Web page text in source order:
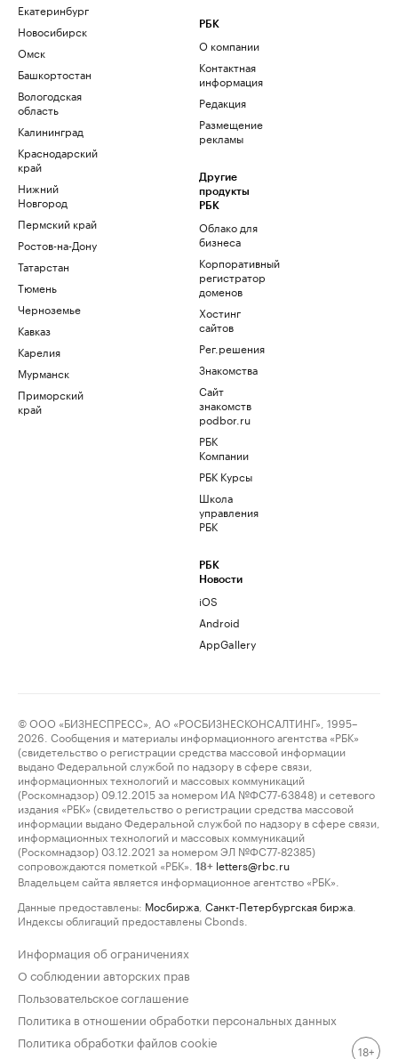
Екатеринбург
Новосибирск
Омск
Башкортостан
Вологодская
область
Калининград
Краснодарский
край
Нижний
Новгород
Пермский край
Ростов-на-Дону
Татарстан
Тюмень
Черноземье
Кавказ
Карелия
Мурманск
Приморский
край
РБК
О компании
Контактная
информация
Редакция
Размещение
рекламы
Другие
продукты
РБК
Облако для
бизнеса
Корпоративный
регистратор
доменов
Хостинг
сайтов
Рег.решения
Знакомства
Сайт
знакомств
podbor.ru
РБК
Компании
РБК Курсы
Школа
управления
РБК
РБК
Новости
iOS
Android
AppGallery
© ООО «БИЗНЕСПРЕСС», АО «РОСБИЗНЕСКОНСАЛТИНГ», 1995–
2026. Сообщения и материалы информационного агентства «РБК»
(свидетельство о регистрации средства массовой информации
выдано Федеральной службой по надзору в сфере связи,
информационных технологий и массовых коммуникаций
(Роскомнадзор) 09.12.2015 за номером ИА №ФС77-63848) и сетевого
издания «РБК» (свидетельство о регистрации средства массовой
информации выдано Федеральной службой по надзору в сфере связи,
информационных технологий и массовых коммуникаций
(Роскомнадзор) 03.12.2021 за номером ЭЛ №ФС77-82385)
сопровождаются пометкой «РБК».
18+ letters@rbc.ru
Владельцем сайта является информационное агентство «РБК».
Данные предоставлены: Мосбиржа Санкт-Петербургская биржа
Индексы облигаций предоставлены Cbonds.
Информация об ограничениях
О соблюдении авторских прав
Пользовательское соглашение
Политика в отношении обработки персональных данных
Политика обработки файлов cookie
18+